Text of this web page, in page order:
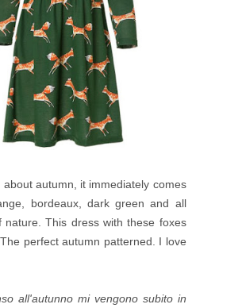
about autumn, it immediately comes
bordeaux, dark green and all
nature. This dress with these foxes
perfect autumn patterned. I love
all'autunno mi vengono subito in